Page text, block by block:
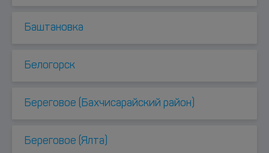
Баштановка
Белогорск
Береговое (Бахчисарайский район)
Береговое (Ялта)